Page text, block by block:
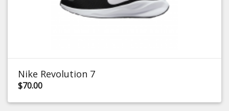
Nike Revolution 7
$70.00